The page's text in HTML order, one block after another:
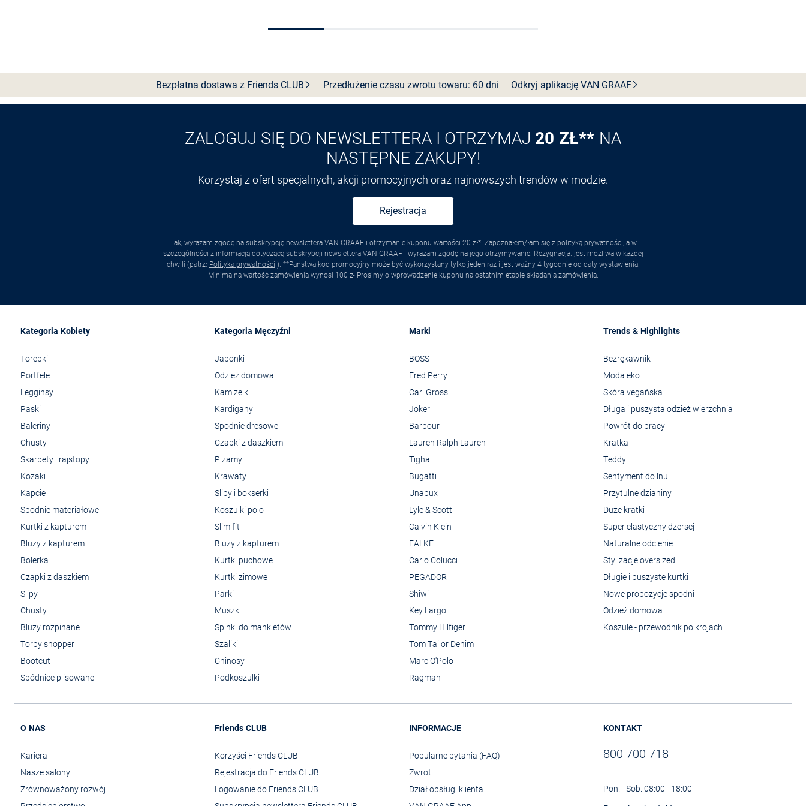
Wybierz rozmiar
Bezpłatna dostawa z FriendsCLUB Przedłużenie czasu zwrotu towaru: 60 dni Odkryj aplikację VAN GRAAF
ZALOGUJ SIĘ DO NEWSLETTERA I OTRZYMAJ 20 ZŁ** NA
NASTĘPNE ZAKUPY!
Korzystaj z ofert specjalnych, akcji promocyjnych oraz najnowszych trendów w modzie.
Rejestracja
Tak, wyrażam zgodę na subskrypcję newslettera VAN GRAAF i otrzymanie kuponu wartości 20 zł*. Zapoznałem/łam się z polityką prywatności, a w
szczególności z informacją dotyczącą subskrybcji newslettera VAN GRAAF i wyrażam zgodę na jego otrzymywanie. Rezygnacja. jest możliwa w każdej
chwili (patrz: Polityka prywatności ). **Państwa kod promocyjny może być wykorzystany tylko jeden raz i jest ważny 4 tygodnie od daty wystawienia.
Minimalna wartość zamówienia wynosi 100 zł Prosimy o wprowadzenie kuponu na ostatnim etapie składania zamówienia.
Kategoria Kobiety
Torebki
Portfele
Legginsy
Paski
Baleriny
Chusty
Skarpety i rajstopy
Kozaki
Kapcie
Spodnie materiałowe
Kurtki z kapturem
Bluzy z kapturem
Bolerka
Czapki z daszkiem
Slipy
Chusty
Bluzy rozpinane
Torby shopper
Bootcut
Spódnice plisowane
Kategoria Męczyźni
Japonki
Odzież domowa
Kamizelki
Kardigany
Spodnie dresowe
Czapki z daszkiem
Pizamy
Krawaty
Slipy i bokserki
Koszulki polo
Slim fit
Bluzy z kapturem
Kurtki puchowe
Kurtki zimowe
Parki
Muszki
Spinki do mankietów
Szaliki
Chinosy
Podkoszulki
Marki
BOSS
Fred Perry
Carl Gross
Joker
Barbour
Lauren Ralph Lauren
Tigha
Bugatti
Unabux
Lyle & Scott
Calvin Klein
FALKE
Carlo Colucci
PEGADOR
Shiwi
Key Largo
Tommy Hilfiger
Tom Tailor Denim
Marc O'Polo
Ragman
Trends & Highlights
Bezrękawnik
Moda eko
Skóra vegańska
Długa i puszysta odzież wierzchnia
Powrót do pracy
Kratka
Teddy
Sentyment do lnu
Przytulne dzianiny
Duże kratki
Super elastyczny dżersej
Naturalne odcienie
Stylizacje oversized
Długie i puszyste kurtki
Nowe propozycje spodni
Odzież domowa
Koszule - przewodnik po krojach
O NAS
Kariera
Nasze salony
Zrównoważony rozwój
Friends CLUB
Korzyści Friends CLUB
Rejestracja do Friends CLUB
Logowanie do Friends CLUB
INFORMACJE
Popularne pytania (FAQ)
Zwrot
Dział obsługi klienta
KONTAKT
800 700 718
Pon. - Sob. 08:00 - 18:00